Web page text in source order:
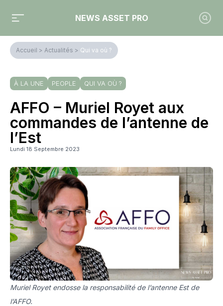
NEWS ASSET PRO
Accueil > Actualités > Qui va où ?
À LA UNE PEOPLE QUI VA OÙ ?
AFFO – Muriel Royet aux
commandes de l’antenne de
l’Est
Lundi 18 Septembre 2023
Muriel Royet endosse la responsabilité de l’antenne Est de
l’AFFO.